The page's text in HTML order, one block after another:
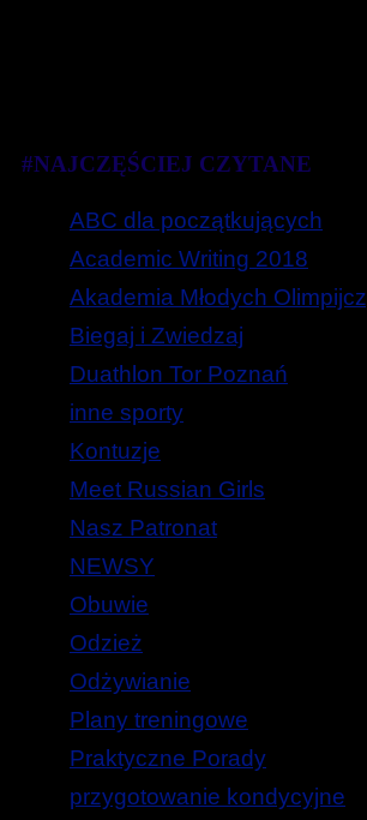
#NAJCZĘŚCIEJ CZYTANE
ABC dla początkujących
Academic Writing 2018
Akademia Młodych
Biegaj i Zwiedzaj
Duathlon Tor Poznań
inne sporty
Kontuzje
Meet Russian Girls
Nasz Patronat
NEWSY
Obuwie
Odzież
Odżywianie
Plany treningowe
Praktyczne Porady
przygotowanie kondycyjne